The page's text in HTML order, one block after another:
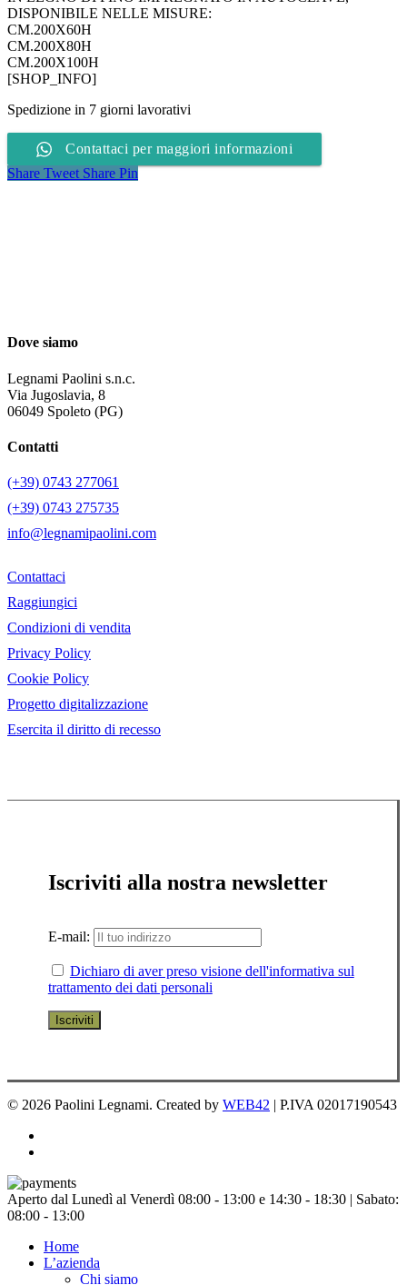
DISPONIBILE NELLE MISURE:
CM.200X60H
CM.200X80H
CM.200X100H
[SHOP_INFO]
Spedizione in 7 giorni lavorativi
Contattaci per maggiori informazioni
Share Tweet Share Pin
Dove siamo
Legnami Paolini s.n.c.
Via Jugoslavia, 8
06049 Spoleto (PG)
Contatti
(+39) 0743 277061
(+39) 0743 275735
info@legnamipaolini.com
Contattaci
Raggiungici
Condizioni di vendita
Privacy Policy
Cookie Policy
Progetto digitalizzazione
Esercita il diritto di recesso
Iscriviti alla nostra newsletter
E-mail:
Dichiaro di aver preso visione dell'informativa sul
trattamento dei dati personali
© 2026 Paolini Legnami. Created by WEB42 | P.IVA 02017190543
Chiudi
menu
Aperto dal Lunedì al Venerdì 08:00 - 13:00 e 14:30 - 18:30 | Sabato:
08:00 - 13:00
Home
L’azienda
Chi siamo